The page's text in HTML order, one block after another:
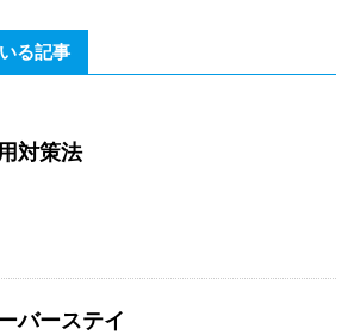
る記事
対策法
バーステイ